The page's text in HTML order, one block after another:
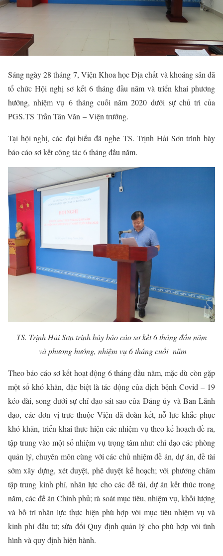
Sáng ngày 28 tháng 7, Viện Khoa học Địa chất và khoáng sản đã
tổ chức Hội nghị sơ kết 6 tháng đầu năm và triển khai phương
hướng, nhiệm vụ 6 tháng cuối năm 2020 dưới sự chủ trì của
PGS.TS Trần Tân Văn – Viện trưởng.
Tại hội nghị, các đại biểu đã nghe TS. Trịnh Hải Sơn trình bày
báo cáo sơ kết công tác 6 tháng đầu năm.
TS. Trịnh Hải Sơn trình bày báo cáo sơ kết 6 tháng đầu năm
và phương hướng, nhiệm vụ 6 tháng cuối năm
Theo báo cáo sơ kết hoạt động 6 tháng đầu năm, mặc dù còn gặp
một số khó khăn, đặc biệt là tác động của dịch bệnh Covid – 19
kéo dài, song dưới sự chỉ đạo sát sao của Đảng ủy và Ban Lãnh
đạo, các đơn vị trực thuộc Viện đã đoàn kết, nỗ lực khắc phục
khó khăn, triển khai thực hiện các nhiệm vụ theo kế hoạch đề ra,
tập trung vào một số nhiệm vụ trọng tâm như: chỉ đạo các phòng
quản lý, chuyên môn cùng với các chủ nhiệm đề án, dự án, đề tài
sớm xây dựng, xét duyệt, phê duyệt kế hoạch; với phương châm
tập trung kinh phí, nhân lực cho các đề tài, dự án kết thúc trong
năm, các đề án Chính phủ; rà soát mục tiêu, nhiệm vụ, khối lượng
và bố trí nhân lực thực hiện phù hợp với mục tiêu nhiệm vụ và
kinh phí đầu tư; sửa đổi Quy định quản lý cho phù hợp với tình
hình và quy định hiện hành.